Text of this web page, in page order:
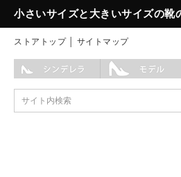
小さいサイズと大きいサイズの靴
ストアトップ│ サイトマップ